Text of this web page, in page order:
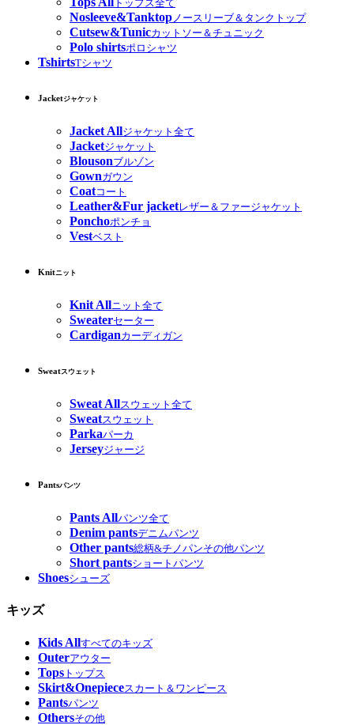
トップス全て
Nosleeve&Tanktop ノースリーブ＆タンクトップ
Cutsew&Tunicカットソー＆チュニック
Polo shirtsポロシャツ
TshirtsTシャツ
Jacketジャケット
Jacket Allジャケット全て
Jacketジャケット
Blousonブルゾン
Gownガウン
Coatコート
Leather&Fur jacketレザー＆ファージャケット
Ponchoポンチョ
Vestベスト
Knitニット
Knit Allニット全て
Sweaterセーター
Cardiganカーディガン
Sweatスウェット
Sweat Allスウェット全て
Sweatスウェット
Parkaパーカ
Jerseyジャージ
Pantsパンツ
Pants Allパンツ全て
Denim pantsデニムパンツ
Other pants総柄&チノパンその他パンツ
Short pantsショートパンツ
Shoesシューズ
キッズ
Kids Allすべてのキッズ
Outerアウター
Tops トップス
Skirt&Onepieceスカート＆ワンピース
Pantsパンツ
Othersその他